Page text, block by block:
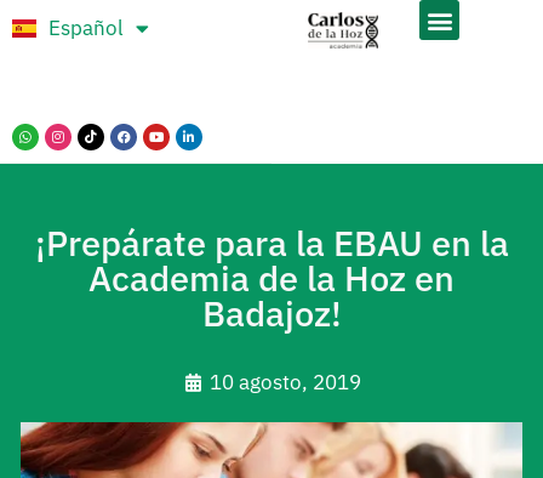
Español
Português
¡Prepárate para la EBAU en la
Academia de la Hoz en
Badajoz!
10 agosto, 2019